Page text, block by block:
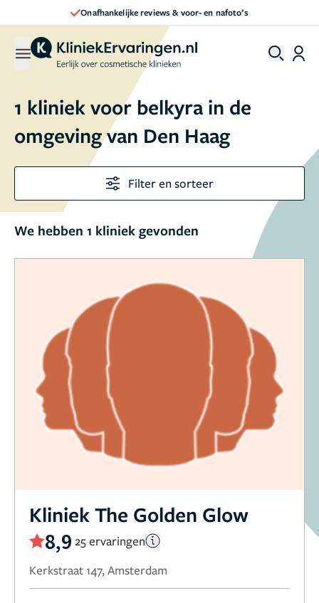
Onafhankelijke reviews & voor- en nafoto’s
1 kliniek voor belkyra in de
omgeving van Den Haag
Filter en sorteer
We hebben 1 kliniek gevonden
Kliniek The Golden Glow
8,9 25 ervaringen
Kerkstraat 147, Amsterdam